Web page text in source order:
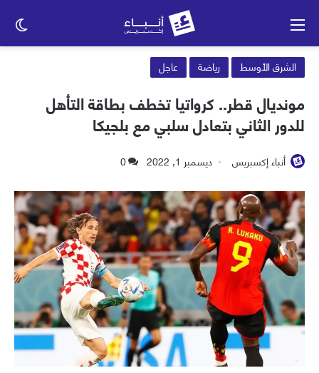
الشرق الأوسط رياضة عاجل
مونديال قطر.. كرواتيا تخطف بطاقة التأهل
للدور الثاني بتعادل سلبي مع بلجيكا
أنباء إكسبريس ديسمبر 1, 2022 0